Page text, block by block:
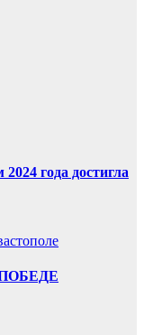
года достигла